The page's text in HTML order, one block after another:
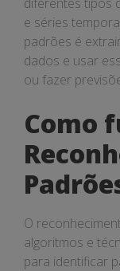
e séries
padrões é
dados e usar
ou fazer
Como
O
algoritmos e
para identificar